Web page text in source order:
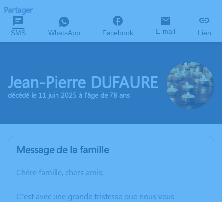
Partager
SMS WhatsApp Facebook E-mail Lien
Jean-Pierre DUFAURE
décédé le 11 juin 2025 à l'âge de 78 ans
Message de la famille
Chère famille, chers amis,
C’est avec une grande tristesse que nous vous